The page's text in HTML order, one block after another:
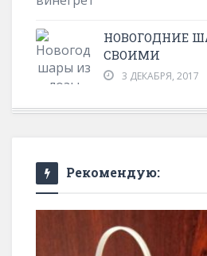
НОВОГОДНИЕ
СВОИМИ
3 ДЕКАБРЯ, 2017
Рекомендую: